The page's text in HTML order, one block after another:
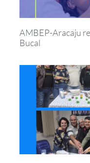
AMBEP-Aracaju
Bucal